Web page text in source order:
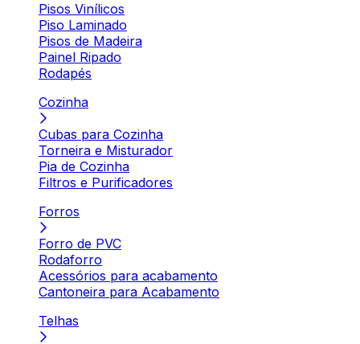
Pisos Vinílicos
Piso Laminado
Pisos de Madeira
Painel Ripado
Rodapés
Cozinha
Cubas para Cozinha
Torneira e Misturador
Pia de Cozinha
Filtros e Purificadores
Forros
Forro de PVC
Rodaforro
Acessórios para acabamento
Cantoneira para Acabamento
Telhas